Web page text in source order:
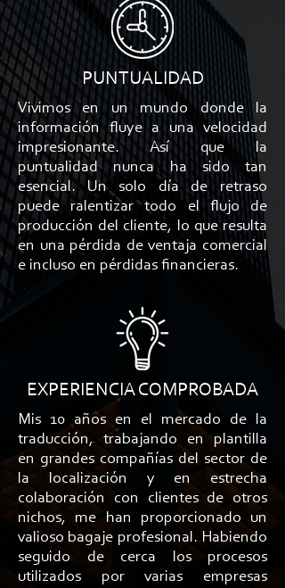
PUNTUALIDAD
Vivimos en un mundo donde la
información fluye a una velocidad
impresionante. Así que la
puntualidad nunca ha sido tan
esencial. Un solo día de retraso
puede ralentizar todo el flujo de
producción del cliente, lo que resulta
en una pérdida de ventaja comercial
e incluso en pérdidas financieras.
EXPERIENCIA COMPROBADA
Mis 10 años en el mercado de la
traducción, trabajando en plantilla
en grandes compañías del sector de
la localización y en estrecha
colaboración con clientes de otros
nichos, me han proporcionado un
valioso bagaje profesional. Habiendo
seguido de cerca los procesos
utilizados por varias empresas